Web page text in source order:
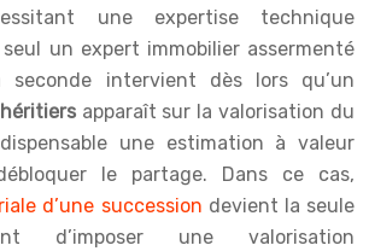
une expertise technique
un expert immobilier assermenté
intervient dès lors qu’un
apparaît sur la valorisation du
une estimation à valeur
le partage. Dans ce cas,
d’une succession devient la seule
d’imposer une valorisation